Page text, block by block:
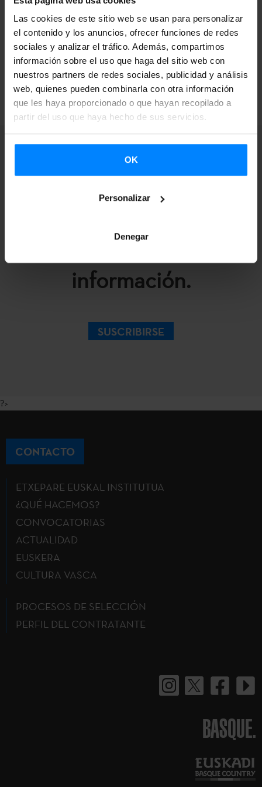
Las cookies de este sitio web se usan para personalizar
el contenido y los anuncios, ofrecer funciones de redes
sociales y analizar el tráfico. Además, compartimos
información sobre el uso que haga del sitio web con
nuestros partners de redes sociales, publicidad y análisis
web, quienes pueden combinarla con otra información
que les haya proporcionado o que hayan recopilado a
partir del uso que haya hecho de sus servicios.
OK
Personalizar
Denegar
Junkera, Dupla e Idoia, entre otros. Este ciclo cuenta
con la colaboración del Instituto Vasco Etxepare.
VOLVER
Suscríbete a nuestra
recibir más
información.
SUSCRIBIRSE
?>
CONTACTO
ETXEPARE EUSKAL INSTITUTUA
¿QUÉ HACEMOS?
CONVOCATORIAS
ACTUALIDAD
EUSKERA
CULTURA VASCA
PROCESOS DE SELECCIÓN
PERFIL DEL CONTRATANTE
BASQUE.